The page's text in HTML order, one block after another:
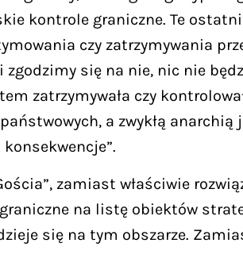
kontrole graniczne. Te
czy zatrzymywania
się na nie, nic nie
zatrzymywała czy
a zwykłą
zamiast właściwie
na listę obiektów
się na tym obszarze.